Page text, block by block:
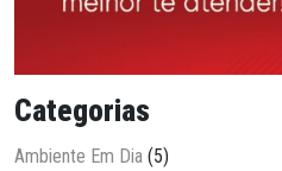
Categorias
Ambiente Em Dia (5)